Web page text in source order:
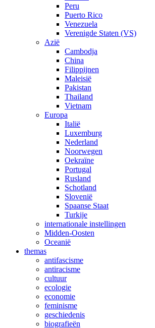
Peru
Puerto Rico
Venezuela
Verenigde Staten (VS)
Azië
Cambodja
China
Filippijnen
Maleisië
Pakistan
Thailand
Vietnam
Europa
Italië
Luxemburg
Nederland
Noorwegen
Oekraïne
Portugal
Rusland
Schotland
Slovenië
Spaanse Staat
Turkije
internationale instellingen
Midden-Oosten
Oceanië
themas
antifascisme
antiracisme
cultuur
ecologie
economie
feminisme
geschiedenis
biografieën